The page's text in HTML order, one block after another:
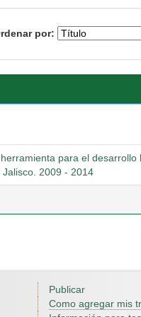
por:
para el desarrollo
2009 - 2014
Publicar
Como agregar mis